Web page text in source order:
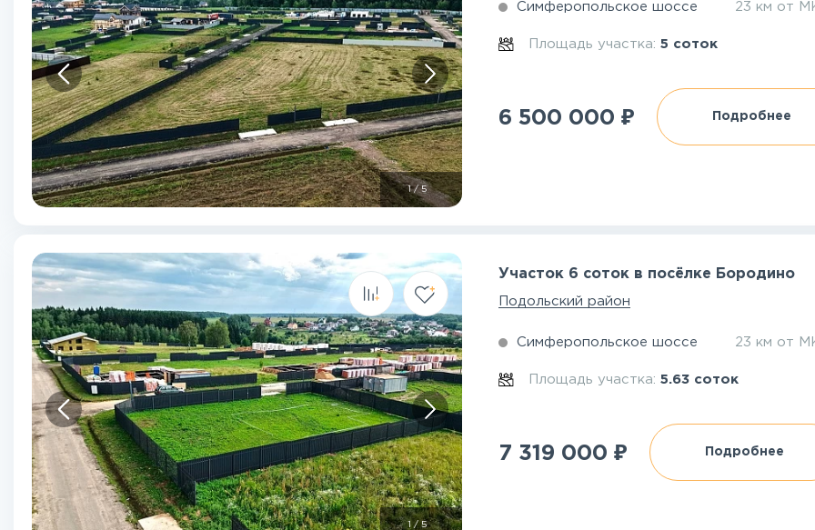
1/5
Симферопольское шоссе 23 км от
Площадь участка:5 соток
6 500 000 ₽ Подробнее
1 /5
Участок 6 соток в посёлке Бородино
Подольский район
Симферопольское шоссе 23 км от
Площадь участка:5.63 соток
7 319 000 ₽ Подробнее